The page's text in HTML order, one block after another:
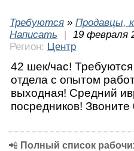
Требуются » Продавцы,
Написать
|
19 февраля
Регион: Центр
42 шек/час!
отдела с опытом
выходная! Средний
посредников!
📲 Полный список